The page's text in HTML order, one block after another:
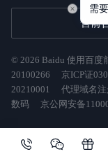
售前
© 2026 Baidu 使用百度
20100266
京ICP证
20210001
代理域名
数码
京公网安备
需